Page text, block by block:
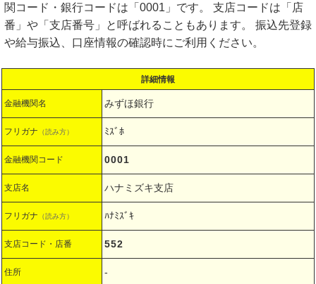
関コード・銀行コードは「0001」です。 支店コードは「店
番」や「支店番号」と呼ばれることもあります。 振込先登録
や給与振込、口座情報の確認時にご利用ください。
詳細情報
金融機関名 みずほ銀行
フリガナ （読み方） ﾐｽﾞﾎ
金融機関コード 0001
支店名 ハナミズキ支店
フリガナ （読み方） ﾊﾅﾐｽﾞｷ
支店コード・店番 552
住所 -